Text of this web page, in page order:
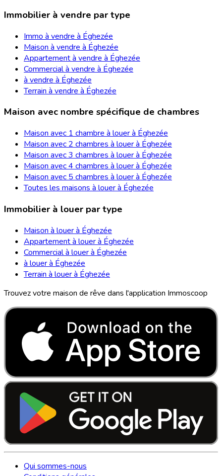
Immobilier à vendre par type
Immo à vendre à Éghezée
Maison à vendre à Éghezée
Appartement à vendre à Éghezée
Commercial à vendre à Éghezée
à vendre à Éghezée
Terrain à vendre à Éghezée
Maison avec nombre spécifique de chambres
Maison avec 1 chambre à louer à Éghezée
Maison avec 2 chambres à louer à Éghezée
Maison avec 3 chambres à louer à Éghezée
Maison avec 4 chambres à louer à Éghezée
Maison avec 5 chambres à louer à Éghezée
Toutes les maisons à louer à Éghezée
Immobilier à louer par type
Maison à louer à Éghezée
Appartement à louer à Éghezée
Commercial à louer à Éghezée
à louer à Éghezée
Terrain à louer à Éghezée
Trouvez votre maison de rêve dans l'application Immoscoop
Qui sommes-nous